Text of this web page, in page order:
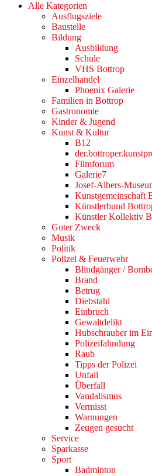
Alle Kategorien
Ausflugsziele
Baustelle
Bildung
Ausbildung
Schule
VHS Bottrop
Einzelhandel
Phoenix Galerie
Familien in Bottrop
Gastronomie
Kinder & Jugend
Kunst & Kultur
B12
Filmforum
Galerie7
Josef-Albers-
Kunstgemeinschaft
Künstlerbund
Künstler Kollektiv
Guter Zweck
Musik
Politik
Polizei & Feuerwehr
Blindgänger /
Brand
Betrug
Diebstahl
Einbruch
Gewaltdelikt
Hubschrauber im
Polizeifahndung
Raub
Tipps der Polizei
Unfall
Überfall
Vandalismus
Vermisst
Warnungen
Zeugen gesucht
Service
Sparkasse
Sport
Badminton